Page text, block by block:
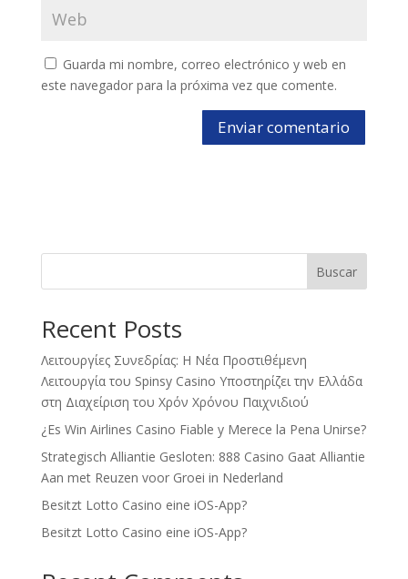
Guarda mi nombre, correo electrónico y web en
este navegador para la próxima vez que comente.
Buscar
Recent Posts
Λειτουργίες Συνεδρίας: Η Νέα Προστιθέμενη
Λειτουργία του Spinsy Casino Υποστηρίζει την Ελλάδα
στη Διαχείριση του Χρόν Χρόνου Παιχνιδιού
¿Es Win Airlines Casino Fiable y Merece la Pena Unirse?
Strategisch Alliantie Gesloten: 888 Casino Gaat Alliantie
Aan met Reuzen voor Groei in Nederland
Besitzt Lotto Casino eine iOS-App?
Besitzt Lotto Casino eine iOS-App?